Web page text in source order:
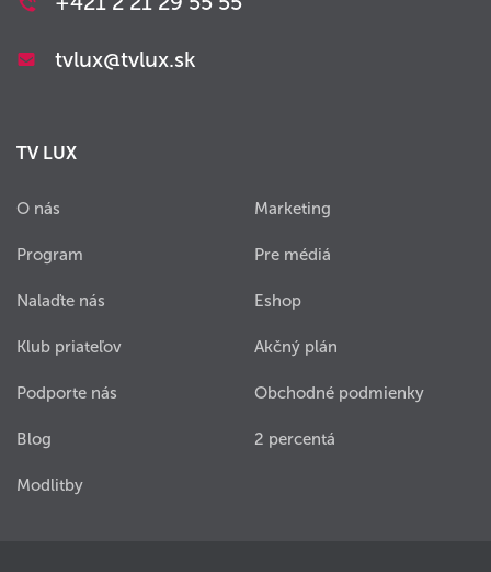
tvlux@tvlux.sk
TV LUX
O nás
Program
Nalaďte nás
Klub priateľov
Podporte nás
Blog
Modlitby
Marketing
Pre médiá
Eshop
Akčný plán
Obchodné podmienky
2 percentá